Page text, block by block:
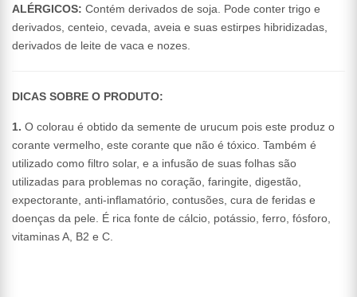
ALÉRGICOS: Contém derivados de soja. Pode conter trigo e
derivados, centeio, cevada, aveia e suas estirpes hibridizadas,
derivados de leite de vaca e nozes.
DICAS SOBRE O PRODUTO:
1. O colorau é obtido da semente de urucum pois este produz o
corante vermelho, este corante que não é tóxico. Também é
utilizado como filtro solar, e a infusão de suas folhas são
utilizadas para problemas no coração, faringite, digestão,
expectorante, anti-inflamatório, contusões, cura de feridas e
doenças da pele. É rica fonte de cálcio, potássio, ferro, fósforo,
vitaminas A, B2 e C.